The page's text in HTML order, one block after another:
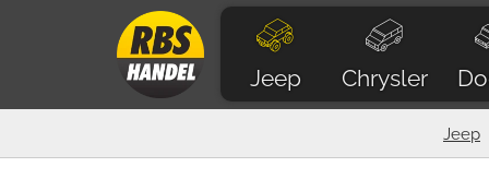
Jeep Chrysler
Jeep